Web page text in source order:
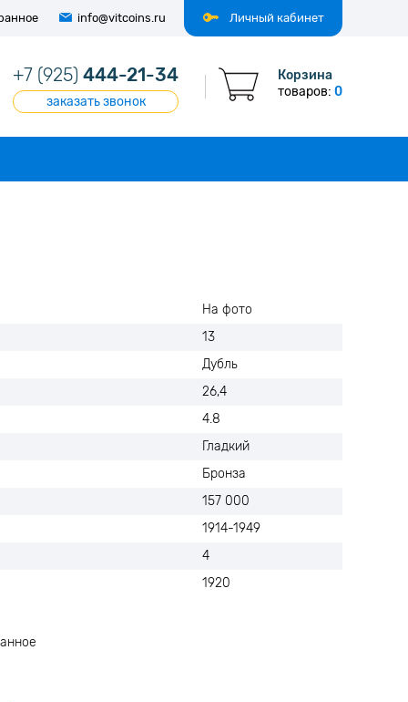
Личный кабинет
info@vitcoins.ru
+7 (925) 444-21-34
заказать звонок
Корзина
товаров: 0
На фото
13
Дубль
26,4
4.8
Гладкий
Бронза
157 000
1914-1949
4
1920